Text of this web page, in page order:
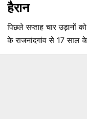
हैरान
पिछले सप्ताह चार उड़ानों
के राजनांदगांव से 17 साल